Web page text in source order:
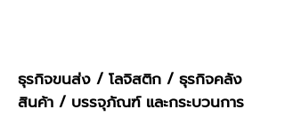
ธุรกิจขนส่ง / โลจิสติก / ธุรกิจคลัง
สินค้า / บรรจุภัณฑ์ และกระบวนการ